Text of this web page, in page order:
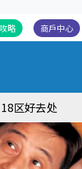
商戶中心
略
18区好去处